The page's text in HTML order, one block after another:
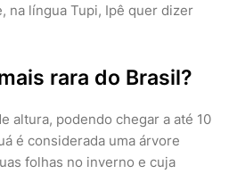
na língua Tupi, Ipê quer dizer
rara do Brasil?
altura, podendo chegar a até 10
é considerada uma árvore
folhas no inverno e cuja